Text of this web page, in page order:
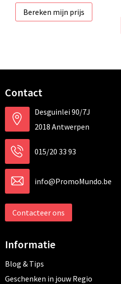
Bereken mijn prijs
Contact
Desguinlei 90/7J
2018 Antwerpen
015/20 33 93
info@PromoMundo.be
Contacteer ons
Informatie
Blog & Tips
Geschenken in jouw Regio